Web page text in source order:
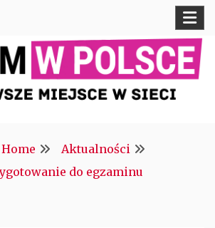
Home
Aktualności
do egzaminu